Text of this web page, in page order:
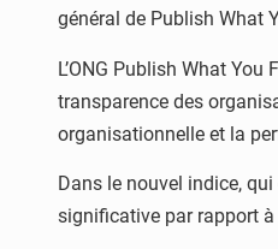
général de Publish What
L’ONG Publish What
transparence des
organisationnelle et la
Dans le nouvel indice,
significative par rapport